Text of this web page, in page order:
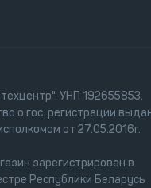
УНП 192655853.
о гос. регистрации
от 27.05.2016г.
зарегистрирован в
Республики Беларусь